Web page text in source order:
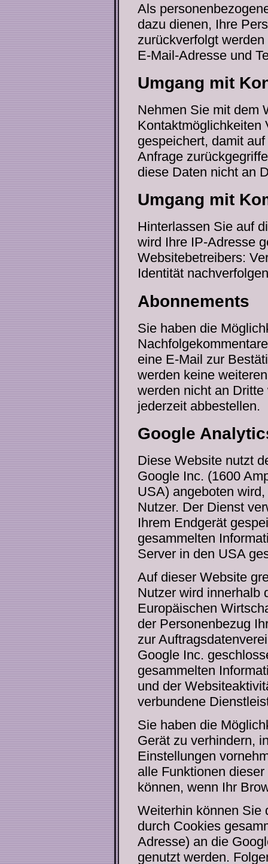
Als
dazu dienen, Ihre
zurückverfolgt
E-Mail-Adresse und
Umgang mit
Nehmen Sie mit dem
Kontaktmöglichkeiten
gespeichert, damit
Anfrage
diese Daten nicht an
Umgang mit
Hinterlassen Sie auf
wird Ihre IP-Adresse
Websitebetreibers:
Identität
Abonnements
Sie haben die
eine E-Mail zur
werden keine
werden nicht an
jederzeit abbestellen.
Google
Diese Website nutzt
Google Inc. (1600
USA) angeboten
Nutzer. Der Dienst
Ihrem Endgerät
gesammelten
Server in den USA
Auf dieser Website
Nutzer wird innerhalb
Europäischen
der Personenbezug
zur
Google Inc.
gesammelten
und der
verbundene
Sie haben die
Gerät zu verhindern,
Einstellungen
alle Funktionen
können, wenn Ihr
Weiterhin können Sie
durch Cookies
Adresse) an die
genutzt werden.